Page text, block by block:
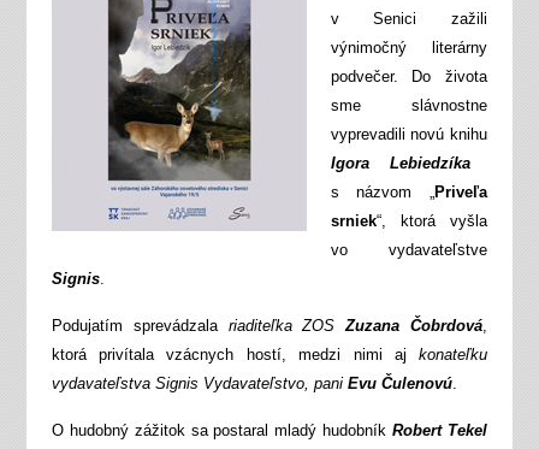
v Senici zažili
výnimočný literárny
podvečer. Do života
sme slávnostne
vyprevadili novú knihu
Igora Lebiedzíka
s názvom „Priveľa
srniek“, ktorá vyšla
vo vydavateľstve
Signis.
Podujatím sprevádzalariaditeľka ZOSZuzana Čobrdová,
ktorá privítala vzácnych hostí, medzi nimi ajkonateľku
vydavateľstva Signis Vydavateľstvo, pani Evu Čulenovú.
O hudobný zážitok sa postaral mladý hudobníkRobert Tekel